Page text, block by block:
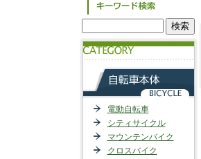
電動自転車
シティサイクル
マウンテンバイク
クロスバイク